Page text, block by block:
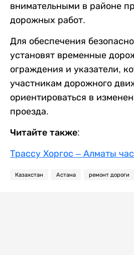
внимательными в районе
дорожных работ.
Для обеспечения
установят временные
ограждения и указатели,
участникам дорожного
ориентироваться в
проезда.
Читайте также:
Трассу Хоргос – Алматы
Казахстан Астана ремонт дороги